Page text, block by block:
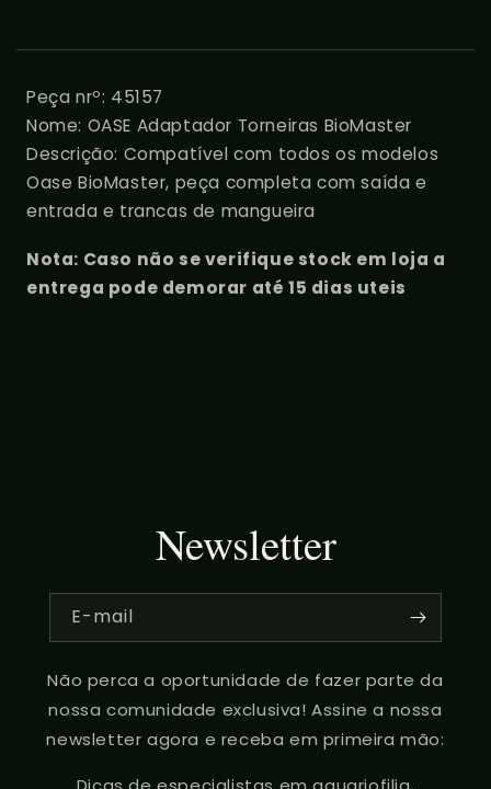
Peça nrº: 45157
Nome: OASE Adaptador Torneiras BioMaster
Descrição: Compatível com todos os modelos
Oase BioMaster, peça completa com saída e
entrada e trancas de mangueira
Nota: Caso não se verifique stock em loja a
entrega pode demorar até 15 dias uteis
Newsletter
E-mail
Não perca a oportunidade de fazer parte da
nossa comunidade exclusiva! Assine a nossa
newsletter agora e receba em primeira mão: